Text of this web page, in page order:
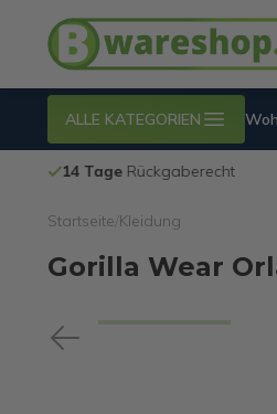
ALLE KATEGORIEN
14 Tage Rückgaberecht
Startseite Kleidung
Gorilla Wear